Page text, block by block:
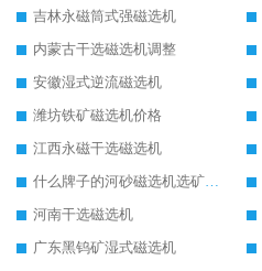
吉林永磁筒式强磁选机
内蒙古干选磁选机调整
安徽湿式逆流磁选机
潍坊铁矿磁选机价格
江西永磁干选磁选机
什么牌子的河砂磁选机选矿效果好
河南干选磁选机
广东黑钨矿湿式磁选机